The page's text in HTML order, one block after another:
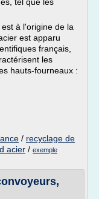
à l'origine de la
est apparu
français,
les
hauts-fourneaux :
/ recyclage de
acier / exemple